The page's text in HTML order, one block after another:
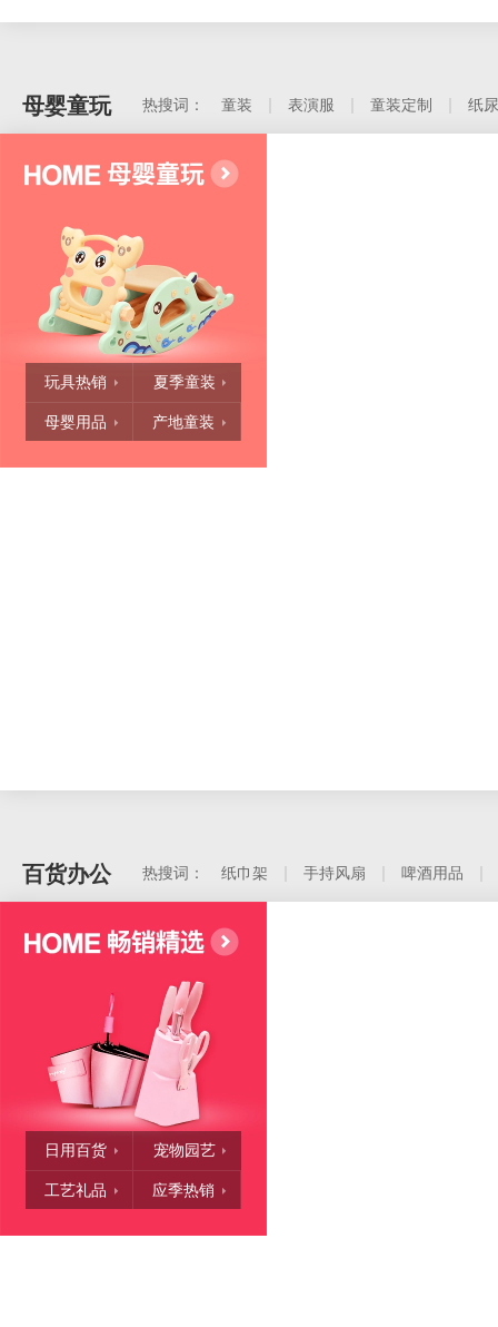
母婴童玩 热搜词： 童装 表演服 童装定制 纸
玩具热销 夏季童装
母婴用品 产地童装
百货办公 热搜词： 纸巾架 手持风扇 啤酒用品
日用百货 宠物园艺
工艺礼品 应季热销